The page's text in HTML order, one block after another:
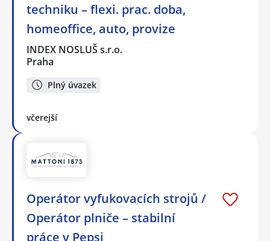
techniku – flexi. prac. doba,
homeoffice, auto, provize
INDEX NOSLUŠ s.r.o.
Praha
Plný úvazek
včerejší
Operátor vyfukovacích strojů /
Operátor plniče – stabilní
práce v Pepsi